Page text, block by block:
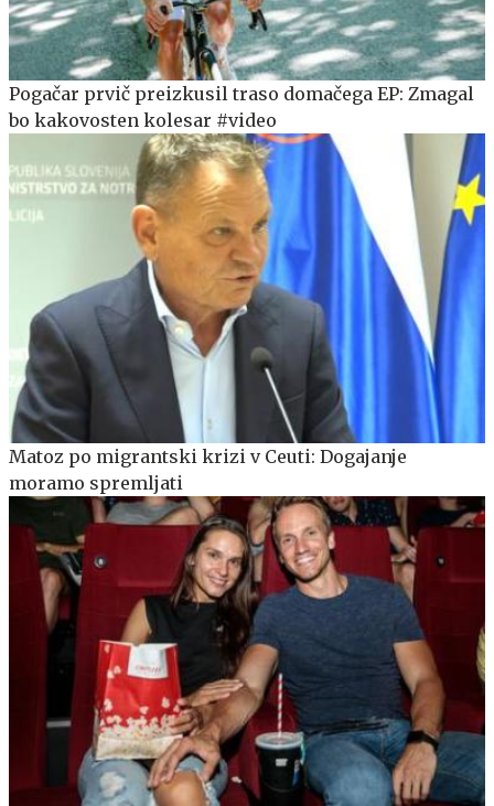
Pogačar prvič preizkusil traso domačega EP: Zmagal
bo kakovosten kolesar #video
Matoz po migrantski krizi v Ceuti: Dogajanje
moramo spremljati